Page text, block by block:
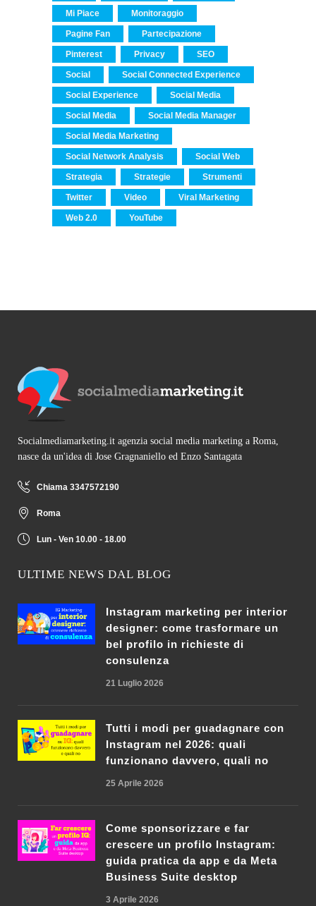
Mi Piace Monitoraggio
Pagine Fan Partecipazione
Pinterest Privacy SEO
Social Social Connected Experience
Social Experience Social Media
Social Media Social Media Manager
Social Media Marketing
Social Network Analysis Social Web
Strategia Strategie Strumenti
Twitter Video Viral Marketing
Web 2.0 YouTube
Socialmediamarketing.it agenzia social media marketing a Roma,
nasce da un'idea di Jose Gragnaniello ed Enzo Santagata
Chiama 3347572190
Roma
Lun - Ven 10.00 - 18.00
ULTIME NEWS DAL BLOG
Instagram marketing per interior
designer: come trasformare un
bel profilo in richieste di
consulenza
21 Luglio 2026
Tutti i modi per guadagnare con
Instagram nel 2026: quali
funzionano davvero, quali no
25 Aprile 2026
Come sponsorizzare e far
crescere un profilo Instagram:
guida pratica da app e da Meta
Business Suite desktop
3 Aprile 2026